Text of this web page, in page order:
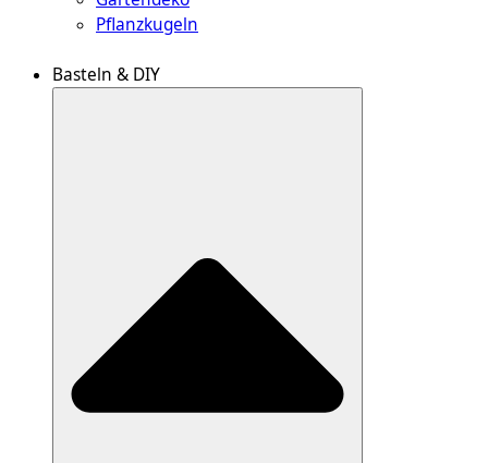
Pflanzkugeln
Basteln & DIY